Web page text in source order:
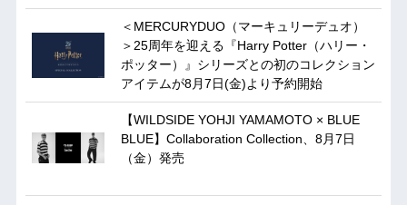
＜MERCURYDUO（マーキュリーデュオ）
＞25周年を迎える『Harry Potter（ハリー・
ポッター）』シリーズとの初のコレクション
アイテムが8月7日(金)より予約開始
【WILDSIDE YOHJI YAMAMOTO × BLUE
BLUE】Collaboration Collection、8月7日
（金）発売